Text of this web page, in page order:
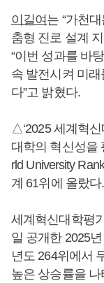
이길여 는 “가천
춤형 진로 설계
“이번 성과를 바
속 발전시켜 미
다”고 밝혔다.
△‘2025 세계혁
대학의 혁신성을
rld University
계 61위에 올랐다.
세계혁신대학평
일 공개한 2025
년도 264위에서
높은 상승률을 나